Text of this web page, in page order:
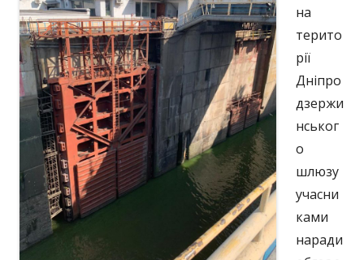
на
терито
рії
Дніпро
дзержи
нськог
о
шлюзу
учасни
ками
наради